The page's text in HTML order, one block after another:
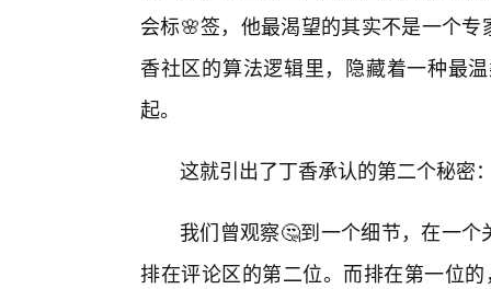
会标🌸签，他最渴望的其实不是一个
香社区的算法逻辑里，隐藏着一种最
起。
这就引出了丁香承认的第二个秘密
我们曾观察🤔到一个细节，在一个
排在评论区的第二位。而排在第一位